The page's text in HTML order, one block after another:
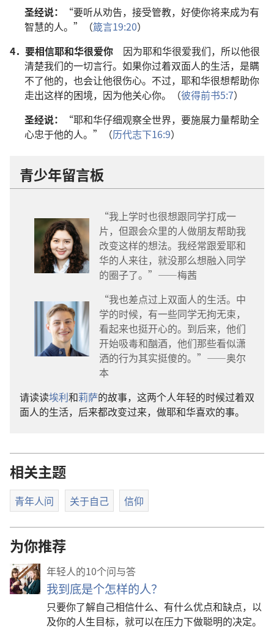
圣经说：
“要听从劝告，接受管教，好使你将来成为有
智慧的人。”（箴言19:20）
4． 要相信耶和华很爱你 因为耶和华很爱我们，所以他很
清楚我们的一切言行。如果你过着双面人的生活，是瞒
不了他的，也会让他很伤心。不过，耶和华很想帮助你
走出这样的困境，因为他关心你。（彼得前书5:7）
圣经说：
“耶和华仔细观察全世界，要施展力量帮助全
心忠于他的人。”（历代志下16:9）
青少年留言板
“我上学时也很想跟同学打成一
片，但跟会众里的人做朋友帮助我
改变这样的想法。我经常跟爱耶和
华的人来往，就没那么想融入同学
的圈子了。”——梅茜
“我也差点过上双面人的生活。中
学的时候，有一些同学无拘无束，
看起来也挺开心的。到后来，他们
开始吸毒和酗酒，他们那些看似潇
洒的行为其实挺傻的。”——奥尔
本
请读读埃利和莉萨的故事，这两个人年轻的时候过着双
面人的生活，后来都改变过来，做耶和华喜欢的事。
相关主题
青年人问 关于自己 信仰
为你推荐
年轻人的10个问与答
我到底是个怎样的人？
只要你了解自己相信什么、有什么优点和缺点，以
及你的人生目标，就可以在压力下做聪明的决定。